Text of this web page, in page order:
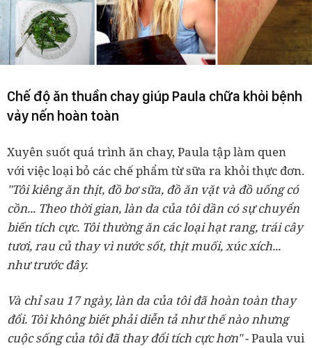
Chế độ ăn thuần chay giúp Paula chữa khỏi bệnh
vảy nến hoàn toàn
Xuyên suốt quá trình ăn chay, Paula tập làm quen
với việc loại bỏ các chế phẩm từ sữa ra khỏi thực đơn.
"Tôi kiêng ăn thịt, đồ bơ sữa, đồ ăn vặt và đồ uống có
cồn... Theo thời gian, làn da của tôi dần có sự chuyển
biến tích cực. Tôi thường ăn các loại hạt rang, trái cây
tươi, rau củ thay vì nước sốt, thịt muối, xúc xích...
như trước đây.
Và chỉ sau 17 ngày, làn da của tôi đã hoàn toàn thay
đổi. Tôi không biết phải diễn tả như thế nào nhưng
cuộc sống của tôi đã thay đổi tích cực hơn"- Paula vui